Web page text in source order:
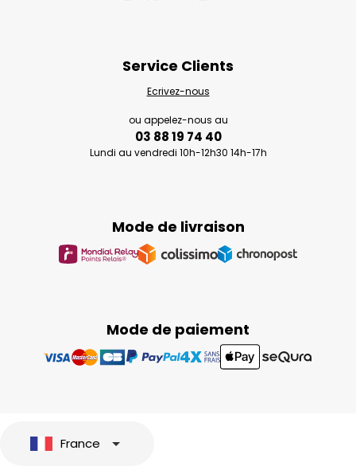
Mode de paiement
Mode de livraison
Service Clients
Ecrivez-nous
ou appelez-nous au
03 88 19 74 40
Lundi au vendredi 10h-12h30 14h-17h
France